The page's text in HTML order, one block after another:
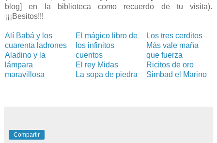
blog] en la biblioteca como recuerdo de tu visita).
¡¡¡Besitos!!!
Alí Babá y los
cuarenta ladrones
Aladino y la
lámpara
maravillosa
El mágico libro de
los infinitos
cuentos
El rey Midas
La sopa de piedra
Los tres cerditos
Más vale maña
que fuerza
Ricitos de oro
Simbad el Marino
Compartir